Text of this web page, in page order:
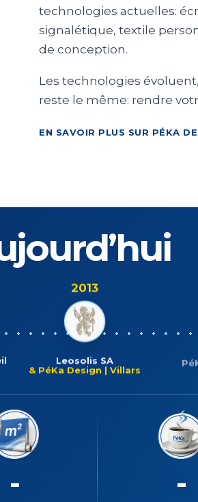
technologies actuelles:
signalétique, textile
de conception.
Les technologies
reste le même: rendre
EN SAVOIR PLUS SUR PÉKA
2013
Leosolis SA
& PéKa Design | Villars